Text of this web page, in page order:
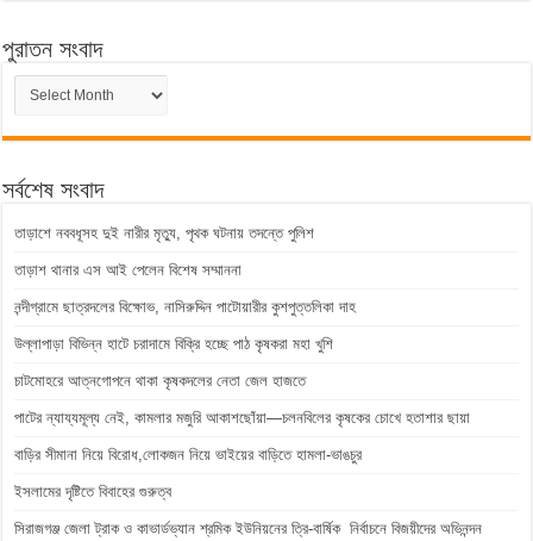
পুরাতন সংবাদ
পুরাতন
সংবাদ
সর্বশেষ সংবাদ
তাড়াশে নববধূসহ দুই নারীর মৃত্যু, পৃথক ঘটনায় তদন্তে পুলিশ
তাড়াশ থানার এস আই পেলেন বিশেষ সম্মাননা
নন্দীগ্রামে ছাত্রদলের বিক্ষোভ, নাসিরুদ্দিন পাটোয়ারীর কুশপুত্তলিকা দাহ
উল্লাপাড়া বিভিন্ন হাটে চরাদামে বিক্রি হচ্ছে পাঠ কৃষকরা মহা খুশি
চাটমোহরে আত্নগোপনে থাকা কৃষকদলের নেতা জেল হাজতে
পাটের ন্যায্যমূল্য নেই, কামলার মজুরি আকাশছোঁয়া—চলনবিলের কৃষকের চোখে হতাশার ছায়া
বাড়ির সীমানা নিয়ে বিরোধ,লোকজন নিয়ে ভাইয়ের বাড়িতে হামলা-ভাঙচুর
ইসলামের দৃষ্টিতে বিবাহের গুরুত্ব
সিরাজগঞ্জ জেলা ট্রাক ও কাভার্ডভ্যান শ্রমিক ইউনিয়নের ত্রি-বার্ষিক নির্বাচনে বিজয়ীদের অভিনন্দন